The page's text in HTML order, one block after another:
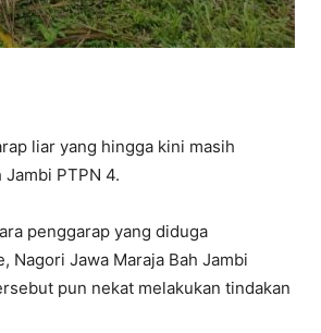
liar yang hingga kini masih
PTPN 4.
penggarap yang diduga
Nagori Jawa Maraja Bah Jambi
pun nekat melakukan tindakan